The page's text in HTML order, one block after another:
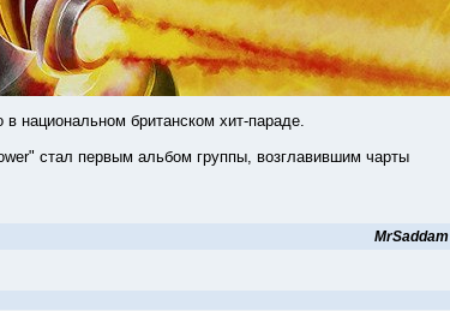
британском хит-параде.
стал первым альбом группы, возглавившим чарты
MrSaddam